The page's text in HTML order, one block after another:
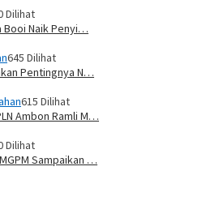
Dilihat
Booi Naik Penyi…
645 Dilihat
Pentingnya N…
615 Dilihat
Ambon Ramli M…
Dilihat
Sampaikan …